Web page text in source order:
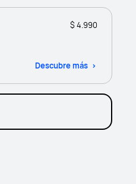
$ 4.990
Descubre más